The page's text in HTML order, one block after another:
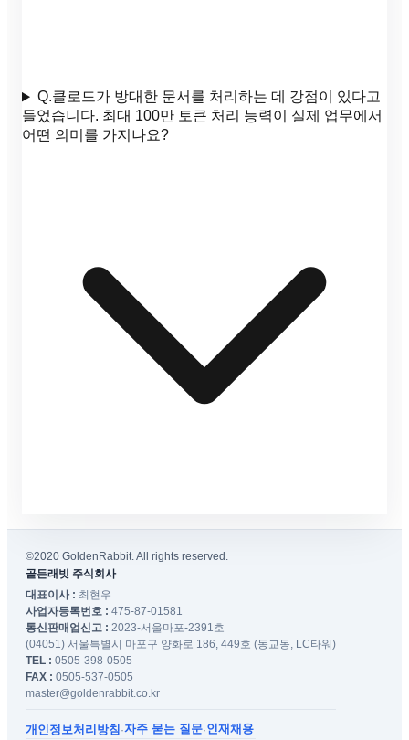
Q.클로드가 방대한 문서를 처리하는 데 강점이 있다고
들었습니다. 최대 100만 토큰 처리 능력이 실제 업무에서
어떤 의미를 가지나요?
©2020 GoldenRabbit. All rights reserved.
골든래빗 주식회사
대표이사 : 최현우
사업자등록번호 : 475-87-01581
통신판매업신고 : 2023-서울마포-2391호
(04051) 서울특별시 마포구 양화로 186, 449호 (동교동, LC타워)
TEL : 0505-398-0505
FAX : 0505-537-0505
master@goldenrabbit.co.kr
개인정보처리방침 ·자주 묻는 질문·인재채용